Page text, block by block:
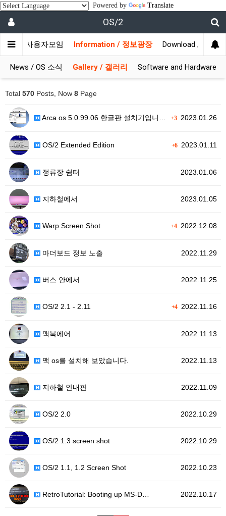
Powered by Translate
OS/2
/ 사용자모임 Information / 정보광장 Download / 자료실
News / OS 소식 Gallery / 갤러리 Software and Hardware
Total 570 Posts, Now 8 Page
+32023.01.26
Arca os 5.0.99.06 한글판 설치기입니다.
+62023.01.11
OS/2 Extended Edition
2023.01.06
정류장 쉼터
2023.01.05
지하철에서
+42022.12.08
Warp Screen Shot
2022.11.29
마더보드 정보 노출
2022.11.25
버스 안에서
+42022.11.16
OS/2 2.1 - 2.11
2022.11.13
맥북에어
2022.11.13
맥 os를 설치해 보았습니다.
2022.11.09
지하철 안내판
2022.10.29
OS/2 2.0
2022.10.29
OS/2 1.3 screen shot
2022.10.23
OS/2 1.1, 1.2 Screen Shot
2022.10.17
RetroTutorial: Booting up MS-D…